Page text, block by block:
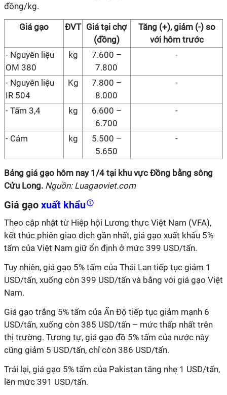
đồng/kg.
Giá gạo ĐVT Giá tại chợ
(đồng)
Tăng (+), giảm (-) so
với hôm trước
- Nguyên liệu
OM 380
kg
7.600 –
7.800
-
- Nguyên liệu
IR 504
Kg
7.800 –
8.000
-
- Tấm 3,4 kg
6.600 –
6.700
-
- Cám kg
5.500 –
5.650
-
Bảng giá gạo hôm nay 1/4 tại khu vực Đồng bằng sông
Cửu Long. Nguồn: Luagaoviet.com
Giá gạo xuất khẩu
Theo cập nhật từ Hiệp hội Lương thực Việt Nam (VFA),
kết thúc phiên giao dịch gần nhất, giá gạo xuất khẩu 5%
tấm của Việt Nam giữ ổn định ở mức 399 USD/tấn.
Tuy nhiên, giá gạo 5% tấm của Thái Lan tiếp tục giảm 1
USD/tấn, xuống còn 399 USD/tấn và bằng với giá gạo Việt
Nam.
Giá gạo trắng 5% tấm của Ấn Độ tiếp tục giảm mạnh 6
USD/tấn, xuống còn 385 USD/tấn – mức thấp nhất trên
thị trường. Tương tự, giá gạo đồ 5% tấm của nước này
cũng giảm 5 USD/tấn, chỉ còn 386 USD/tấn.
Trái lại, giá gạo 5% tấm của Pakistan tăng nhẹ 1 USD/tấn,
lên mức 391 USD/tấn.